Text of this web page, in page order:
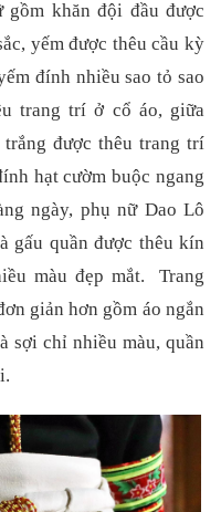
gồm khăn đội đầu được
yếm được thêu cầu kỳ
đính nhiều sao tỏ sao
trang trí ở cổ áo, giữa
được thêu trang trí
hạt cườm buộc ngang
ngày, phụ nữ Dao Lô
gấu quần được thêu kín
màu đẹp mắt.
Trang
giản hơn gồm áo ngắn
sợi chỉ nhiều màu, quần